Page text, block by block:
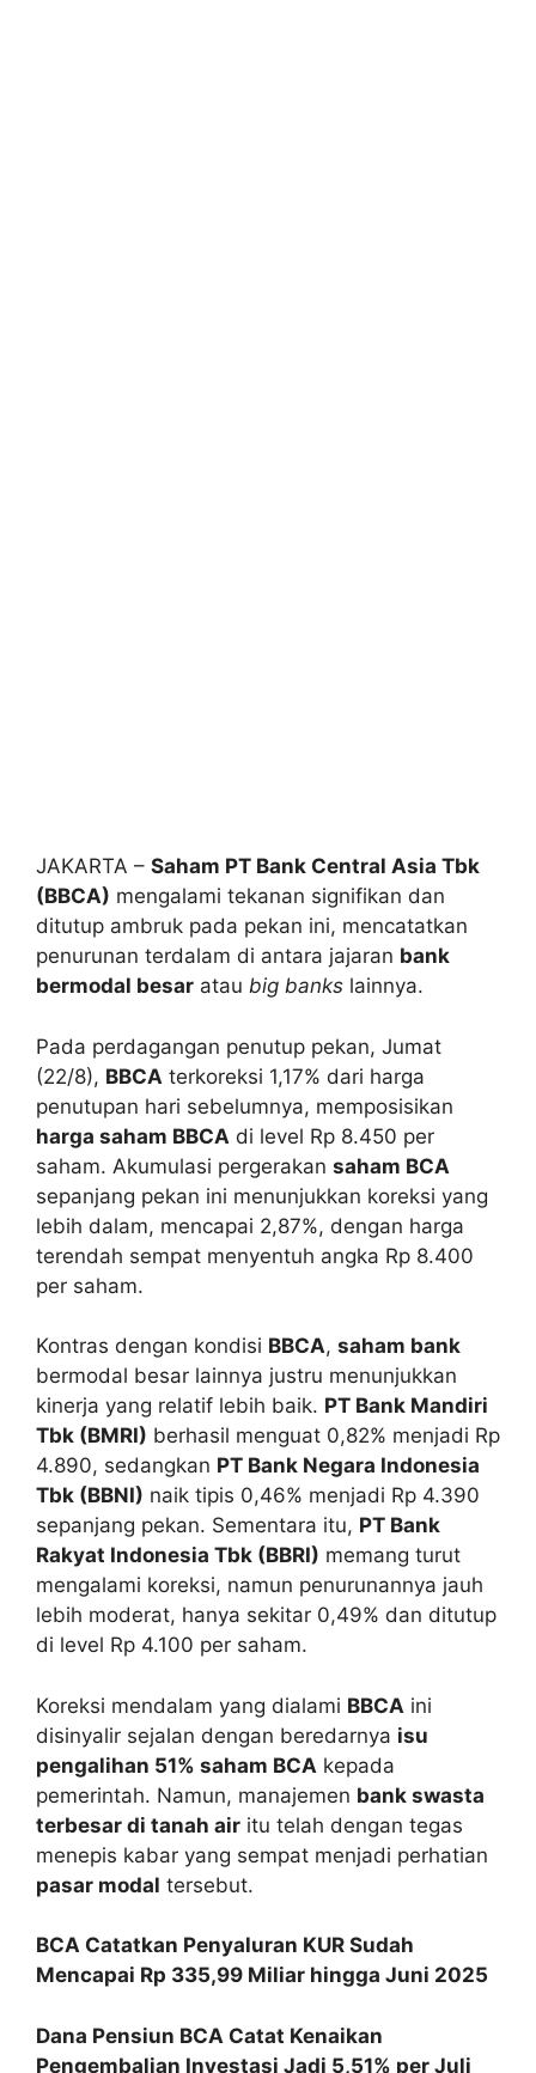
JAKARTA – Saham PT Bank Central Asia Tbk
(BBCA) mengalami tekanan signifikan dan
ditutup ambruk pada pekan ini, mencatatkan
penurunan terdalam di antara jajaran bank
bermodal besar atau big banks lainnya.
Pada perdagangan penutup pekan, Jumat
(22/8), BBCA terkoreksi 1,17% dari harga
penutupan hari sebelumnya, memposisikan
harga saham BBCA di level Rp 8.450 per
saham. Akumulasi pergerakan saham BCA
sepanjang pekan ini menunjukkan koreksi yang
lebih dalam, mencapai 2,87%, dengan harga
terendah sempat menyentuh angka Rp 8.400
per saham.
Kontras dengan kondisi BBCA, saham bank
bermodal besar lainnya justru menunjukkan
kinerja yang relatif lebih baik. PT Bank Mandiri
Tbk (BMRI) berhasil menguat 0,82% menjadi Rp
4.890, sedangkan PT Bank Negara Indonesia
Tbk (BBNI) naik tipis 0,46% menjadi Rp 4.390
sepanjang pekan. Sementara itu, PT Bank
Rakyat Indonesia Tbk (BBRI) memang turut
mengalami koreksi, namun penurunannya jauh
lebih moderat, hanya sekitar 0,49% dan ditutup
di level Rp 4.100 per saham.
Koreksi mendalam yang dialami BBCA ini
disinyalir sejalan dengan beredarnya isu
pengalihan 51% saham BCA kepada
pemerintah. Namun, manajemen bank swasta
terbesar di tanah air itu telah dengan tegas
menepis kabar yang sempat menjadi perhatian
pasar modal tersebut.
BCA Catatkan Penyaluran KUR Sudah
Mencapai Rp 335,99 Miliar hingga Juni 2025
Dana Pensiun BCA Catat Kenaikan
Pengembalian Investasi Jadi 5,51% per Juli